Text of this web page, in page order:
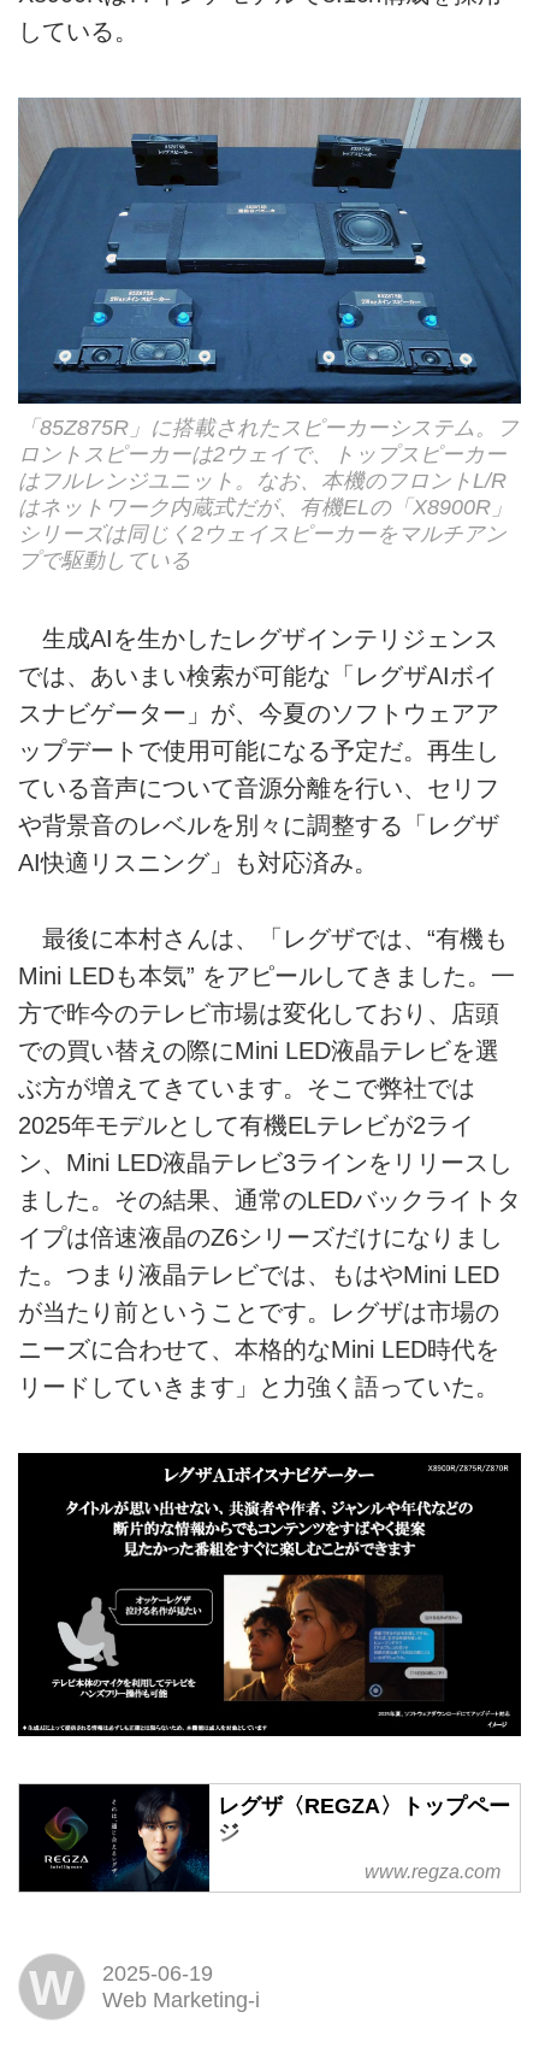
している。
「85Z875R」に搭載されたスピーカーシステム。フ
ロントスピーカーは2ウェイで、トップスピーカー
はフルレンジユニット。なお、本機のフロントL/R
はネットワーク内蔵式だが、有機ELの「X8900R」
シリーズは同じく2ウェイスピーカーをマルチアン
プで駆動している
生成AIを生かしたレグザインテリジェンス
では、あいまい検索が可能な「レグザAIボイ
スナビゲーター」が、今夏のソフトウェアア
ップデートで使用可能になる予定だ。再生し
ている音声について音源分離を行い、セリフ
や背景音のレベルを別々に調整する「レグザ
AI快適リスニング」も対応済み。
最後に本村さんは、「レグザでは、“有機も
Mini LEDも本気” をアピールしてきました。一
方で昨今のテレビ市場は変化しており、店頭
での買い替えの際にMini LED液晶テレビを選
ぶ方が増えてきています。そこで弊社では
2025年モデルとして有機ELテレビが2ライ
ン、Mini LED液晶テレビ3ラインをリリースし
ました。その結果、通常のLEDバックライトタ
イプは倍速液晶のZ6シリーズだけになりまし
た。つまり液晶テレビでは、もはやMini LED
が当たり前ということです。レグザは市場の
ニーズに合わせて、本格的なMini LED時代を
リードしていきます」と力強く語っていた。
レグザ〈REGZA〉トップペー
ジ
それは、通じ合えるレグザ。日常
を変える、もうひとつのレグザ。
最新のレグザで。｜テレビ・レコ
www.regza.com
W
2025-06-19
Web Marketing-i